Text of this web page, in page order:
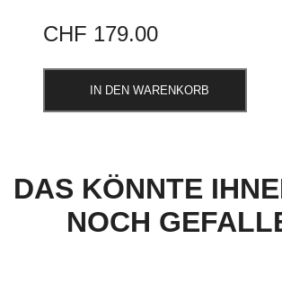
CHF 179.00
IN DEN WARENKORB
DAS KÖNNTE
NOCH